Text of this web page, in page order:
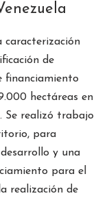
caracterización
de
financiamiento
hectáreas en
Se realizó trabajo
para
y una
para el
realización de